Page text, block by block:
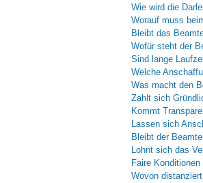
Wie wird die
Worauf muss
Bleibt das
Wofür steht der
Sind lange
Welche
Was macht den
Zahlt sich
Kommt
Lassen sich
Bleibt der
Lohnt sich das
Faire
Wovon